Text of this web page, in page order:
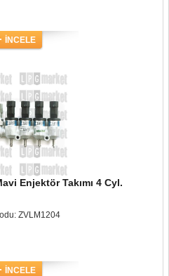
İNCELE
Enjektör Takımı 4 Cyl.
ZVLM1204
İNCELE